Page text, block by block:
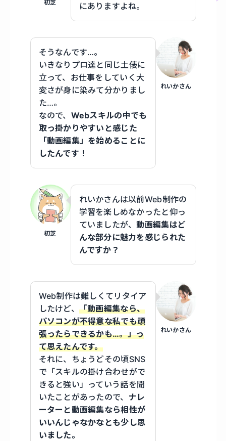
初芝 にありますよね。
れいかさん
そうなんです…。
いきなりプロ達と同じ土俵に
立って、お仕事をしていく大
変さが身に染みて分かりまし
た…。
なので、 Webスキルの中でも
取っ掛かりやすいと感じた
「動画編集」を始めることに
したんです！
初芝
れいかさんは以前Web制作の
学習を楽しめなかったと仰っ
ていましたが、動画編集はど
んな部分に魅力を感じられた
んですか？
れいかさん
Web制作は難しくてリタイア
したけど、 「動画編集なら、
パソコンが不得意な私でも頑
張ったらできるかも…。」っ
て思えたんです。
それに、ちょうどその頃SNS
で「スキルの掛け合わせがで
きると強い」っていう話を聞
いたことがあったので、 ナレ
ーターと動画編集なら相性が
いいんじゃなかなとも少し思
いました。